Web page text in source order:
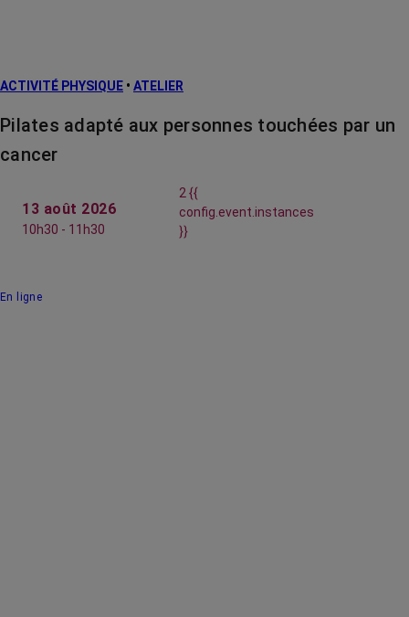
ACTIVITÉ PHYSIQUE • ATELIER
Pilates adapté aux personnes touchées par un
cancer
13 août 2026
10h30 - 11h30
2 {{
config.event.instances
}}
En ligne